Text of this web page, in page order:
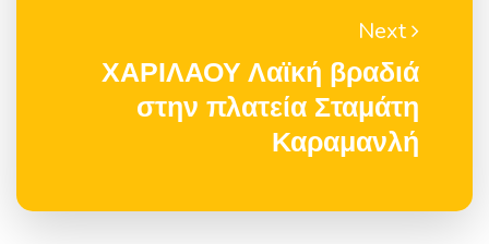
Next
ΧΑΡΙΛΑΟΥ Λαϊκή βραδιά
στην πλατεία Σταμάτη
Καραμανλή